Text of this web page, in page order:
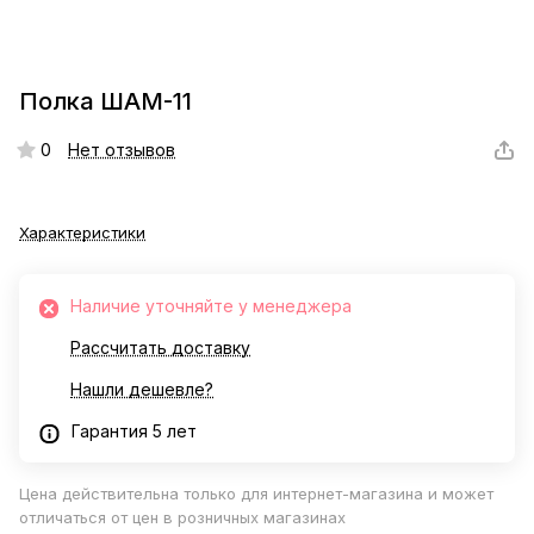
Полка ШАМ-11
0 Нет отзывов
Характеристики
Наличие уточняйте у менеджера
Рассчитать доставку
Нашли дешевле?
Гарантия 5 лет
Цена действительна только для интернет-магазина и может
отличаться от цен в розничных магазинах